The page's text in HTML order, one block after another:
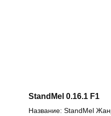
StandMel 0.16.1 F1
Название: StandMel